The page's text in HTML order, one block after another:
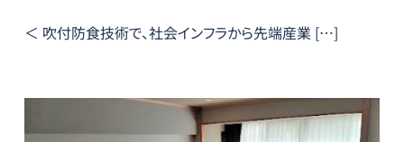
＜ 吹付防食技術で、社会インフラから先端産業 […]